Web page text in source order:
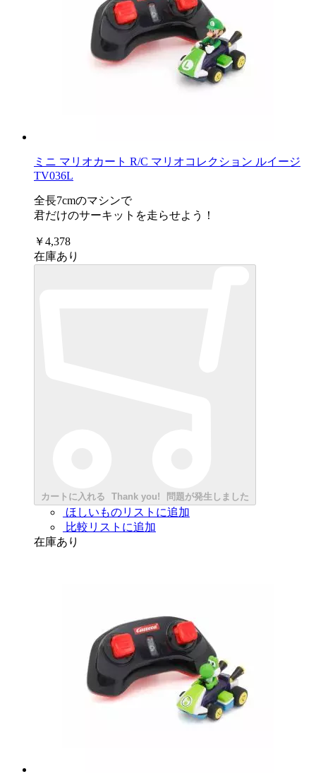
ミニ マリオカート R/C マリオコレクション ルイージ
TV036L
全長7cmのマシンで
君だけのサーキットを走らせよう！
￥4,378
在庫あり
カートに入れる Thank you! 問題が発生しました
ほしいものリストに追加
比較リストに追加
在庫あり